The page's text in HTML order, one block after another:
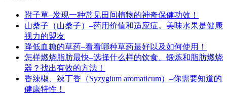
附子草–发现一种常见田间植物的神奇保健功效！
山桑子（山桑子）–药用价值和适应症。美味水果是健康
视力的盟友
降低血糖的草药–看看哪种草药最好以及如何使用！
怎样燃烧脂肪最快–选择什么样的饮食、锻炼和脂肪燃烧
器？找出有效的方法！
香辣椒、辣丁香（Syzygium aromaticum）–你需要知道的
健康特性！